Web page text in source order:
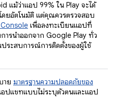
แม้ว่าแอป 99% ใน Play จะได้
ดยอัตโนมัติ แต่คุณควรตรวจสอบ
เพื่อลงทะเบียนแอปที่
ารนำออกจาก Google Play ทั่ว
ระสบการณ์การติดตั้งของผู้ใช้
าย มาตรฐานความปลอดภัยของ
ปแชทแบบไม่ระบุตัวตนและแอป